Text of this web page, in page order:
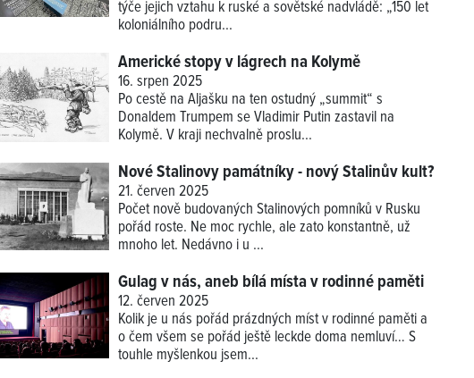
týče jejich vztahu k ruské a sovětské nadvládě: „150 let
koloniálního podru...
Americké stopy v lágrech na Kolymě
16. srpen 2025
Po cestě na Aljašku na ten ostudný „summit“ s
Donaldem Trumpem se Vladimir Putin zastavil na
Kolymě. V kraji nechvalně proslu...
Nové Stalinovy památníky - nový Stalinův kult?
21. červen 2025
Počet nově budovaných Stalinových pomníků v Rusku
pořád roste. Ne moc rychle, ale zato konstantně, už
mnoho let. Nedávno i u ...
Gulag v nás, aneb bílá místa v rodinné paměti
12. červen 2025
Kolik je u nás pořád prázdných míst v rodinné paměti a
o čem všem se pořád ještě leckde doma nemluví… S
touhle myšlenkou jsem...